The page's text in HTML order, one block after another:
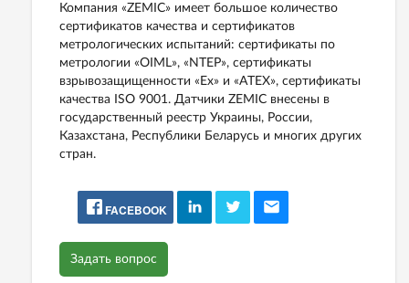
Компания «ZEMIC» имеет большое количество
сертификатов качества и сертификатов
метрологических испытаний: сертификаты по
метрологии «OIML», «NTEP», сертификаты
взрывозащищенности «Ex» и «ATEX», сертификаты
качества ISO 9001. Датчики ZEMIC внесены в
государственный реестр Украины, России,
Казахстана, Республики Беларусь и многих других
стран.
FACEBOOK
Задать вопрос